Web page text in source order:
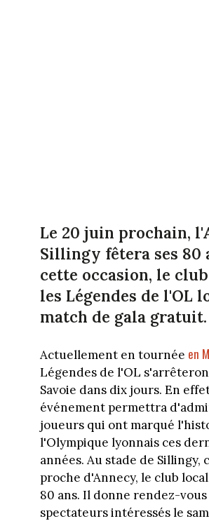
Le 20 juin prochain,
Sillingy fêtera ses 80
cette occasion, le
les Légendes de l'OL
match de gala gratuit.
Actuellement en tournée en
Légendes de l'OL
Savoie dans dix jours. En
événement permettra
joueurs qui ont marqué
l'Olympique lyonnais ces
années. Au stade de Sillingy,
proche d'Annecy, le club
80 ans. Il donne rendez-vous
spectateurs intéressés le